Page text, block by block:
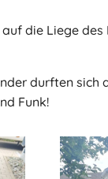
die Liege des
durften
Funk!